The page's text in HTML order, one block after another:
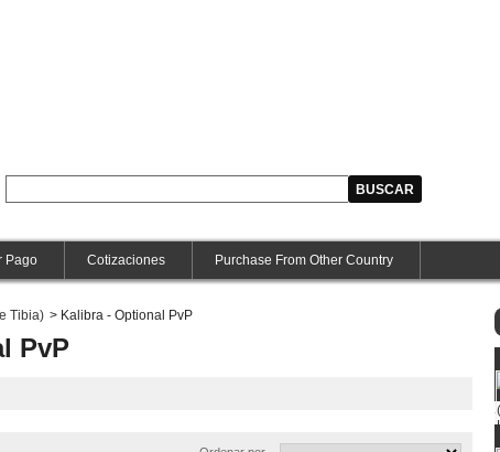
Pago Cotizaciones Purchase From Other Country
Tibia) > Kalibra - Optional PvP
PvP